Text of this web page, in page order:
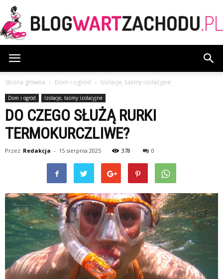
Strona główna Dom i ogród Izolacje, taśmy izolacyjne
Dom i ogród Izolacje, taśmy izolacyjne
DO CZEGO SŁUŻĄ RURKI
TERMOKURCZLIWE?
Przez Redakcja - 15 sierpnia 2025 378 0